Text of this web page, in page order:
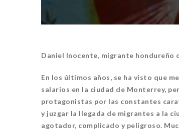
Daniel Inocente, migrante hondureño
En los últimos años, se ha visto que
salarios en la ciudad de Monterrey,
protagonistas por las constantes
y juzgar la llegada de migrantes a la
agotador, complicado y peligroso.